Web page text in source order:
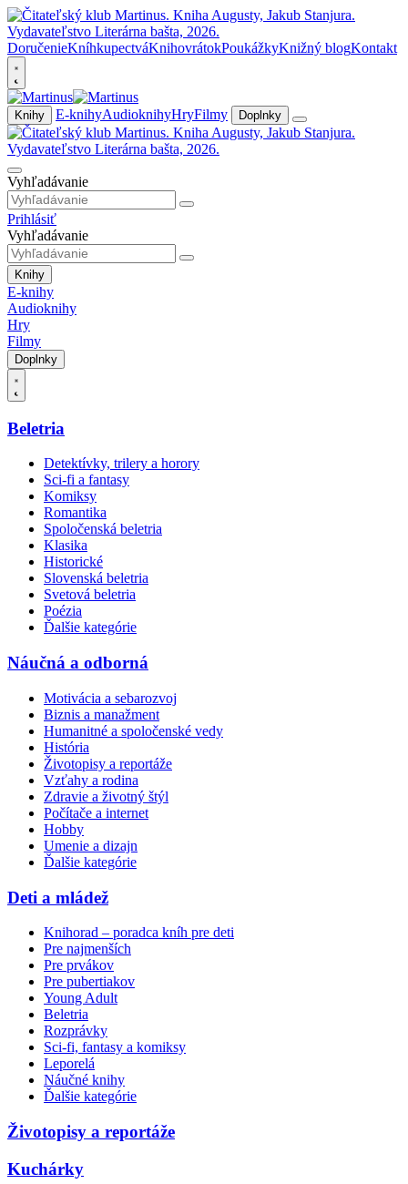
DoručenieKníhkupectváKnihovrátokPoukážkyKnižný blogKontakt
Knihy E-knihyAudioknihyHryFilmy Doplnky
Vyhľadávanie
Prihlásiť
Vyhľadávanie
Knihy
E-knihy
Audioknihy
Hry
Filmy
Doplnky
Beletria
Detektívky, trilery a horory
Sci-fi a fantasy
Komiksy
Romantika
Spoločenská beletria
Klasika
Historické
Slovenská beletria
Svetová beletria
Poézia
Ďalšie kategórie
Náučná a odborná
Motivácia a sebarozvoj
Biznis a manažment
Humanitné a spoločenské vedy
História
Životopisy a reportáže
Vzťahy a rodina
Zdravie a životný štýl
Počítače a internet
Hobby
Umenie a dizajn
Ďalšie kategórie
Deti a mládež
Knihorad – poradca kníh pre deti
Pre najmenších
Pre prvákov
Pre pubertiakov
Young Adult
Beletria
Rozprávky
Sci-fi, fantasy a komiksy
Leporelá
Náučné knihy
Ďalšie kategórie
Životopisy a reportáže
Kuchárky